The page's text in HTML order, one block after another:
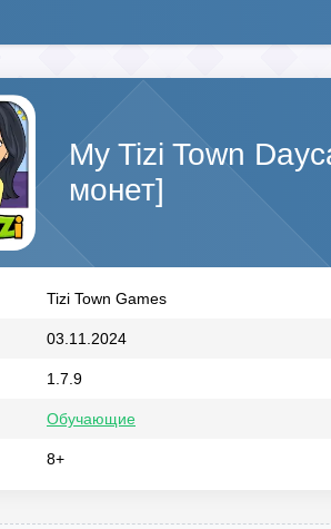
My Tizi Town
монет]
Tizi Town Games
03.11.2024
1.7.9
Обучающие
8+